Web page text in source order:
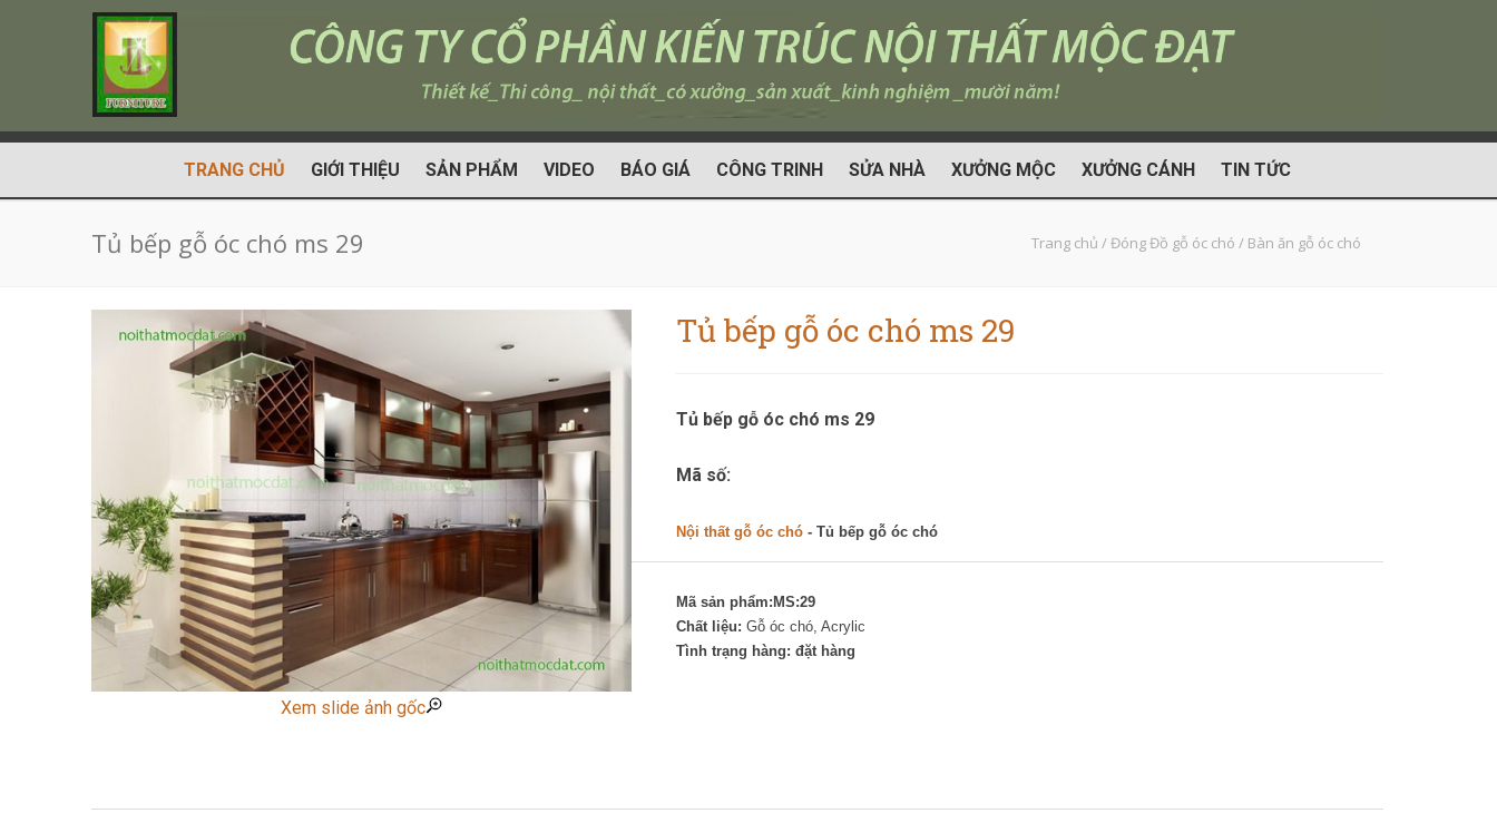
TRANG CHỦ GIỚI THIỆU SẢN PHẨM VIDEO BÁO GIÁ CÔNG TRINH SỬA NHÀ XƯỞNG MỘC XƯỞNG CÁNH TIN TỨC
Tủ bếp gỗ óc chó ms 29 Trang chủ /Đóng Đồ gỗ óc chó / Bàn ăn gỗ óc chó
Xem slide ảnh gốc
Tủ bếp gỗ óc chó ms 29
Tủ bếp gỗ óc chó ms 29
Mã số:
Nội thất gỗ óc chó - Tủ bếp gỗ óc chó
Mã sản phẩm:MS:29
Chất liệu: Gỗ óc chó, Acrylic
Tình trạng hàng: đặt hàng